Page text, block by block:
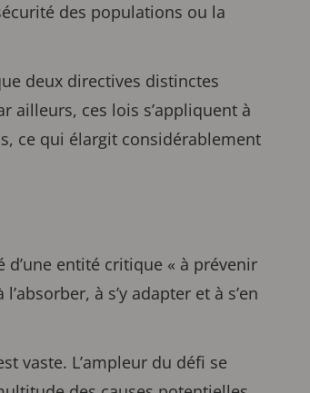
des populations ou la
deux directives distinctes
ailleurs, ces lois s’appliquent à
ce qui élargit considérablement
entité critique « à prévenir
à s’y adapter et à s’en
vaste. L’ampleur du défi se